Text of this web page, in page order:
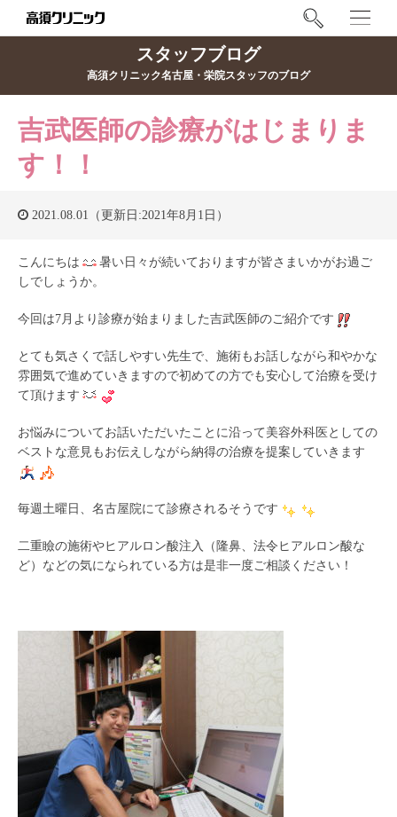
スタッフブログ
高須クリニック名古屋・栄院スタッフのブログ
吉武医師の診療がはじまりま
す！！
2021.08.01（更新日:2021年8月1日）
こんにちは
暑い日々が続いておりますが皆さまいかがお過ご
しでしょうか。
今回は7月より診療が始まりました吉武医師のご紹介です
とても気さくで話しやすい先生で、施術もお話しながら和やかな
雰囲気で進めていきますので初めての方でも安心して治療を受け
て頂けます
お悩みについてお話いただいたことに沿って美容外科医としての
ベストな意見もお伝えしながら納得の治療を提案していきます
毎週土曜日、名古屋院にて診療されるそうです
二重瞼の施術やヒアルロン酸注入（隆鼻、法令ヒアルロン酸な
ど）などの気になられている方は是非一度ご相談ください！